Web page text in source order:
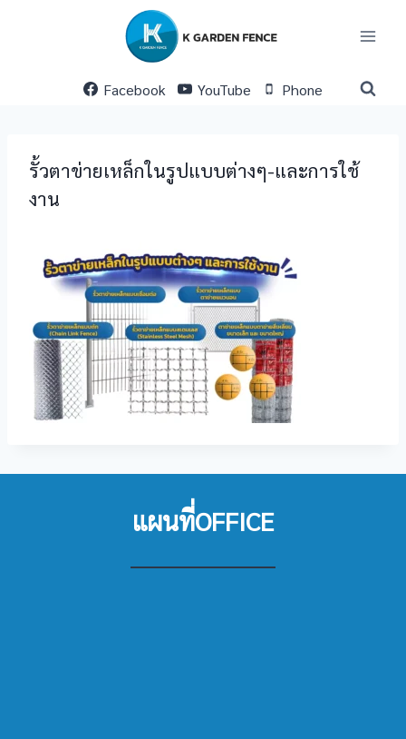
Facebook
YouTube Phone
รั้วตาข่ายเหล็กในรูปแบบต่างๆ-และการใช้
งาน
แผนที่OFFICE